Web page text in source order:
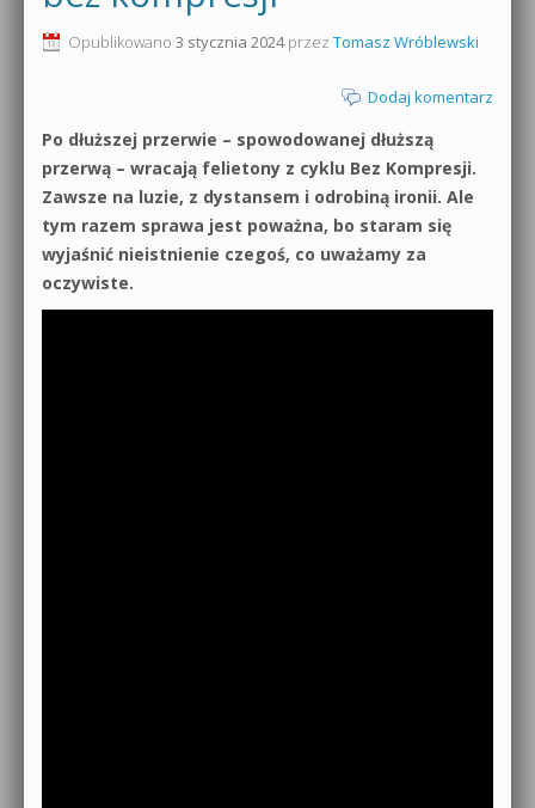
Produkcja muzyczna od podstaw
Sound Forge od podstaw
Dubstep z syntezatorem Massive
Kontakt 5 Kompendium
0dB.pl - informacje
Materiały dla mediów
Archiwum aktualności
Polityka prywatności
Regulamin
Opublikowano 3 stycznia 2024przez Tomasz Wróblewski
Dodaj komentarz
Po dłuższej przerwie – spowodowanej dłuższą
przerwą – wracają felietony z cyklu Bez Kompresji.
Zawsze na luzie, z dystansem i odrobiną ironii. Ale
tym razem sprawa jest poważna, bo staram się
wyjaśnić nieistnienie czegoś, co uważamy za
oczywiste.